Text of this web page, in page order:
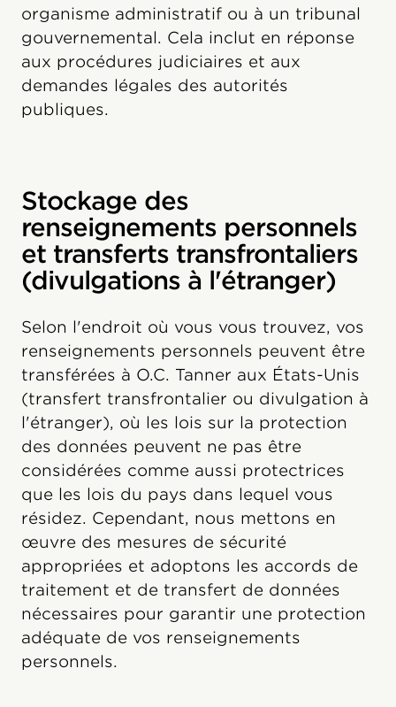
organisme administratif ou à un tribunal
gouvernemental. Cela inclut en réponse
aux procédures judiciaires et aux
demandes légales des autorités
publiques.
Stockage des
renseignements personnels
et transferts transfrontaliers
(divulgations à l'étranger)
Selon l'endroit où vous vous trouvez, vos
renseignements personnels peuvent être
transférées à O.C. Tanner aux États-Unis
(transfert transfrontalier ou divulgation à
l'étranger), où les lois sur la protection
des données peuvent ne pas être
considérées comme aussi protectrices
que les lois du pays dans lequel vous
résidez. Cependant, nous mettons en
œuvre des mesures de sécurité
appropriées et adoptons les accords de
traitement et de transfert de données
nécessaires pour garantir une protection
adéquate de vos renseignements
personnels.